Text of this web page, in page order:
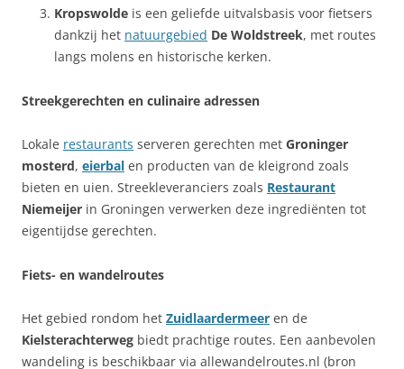
Kropswolde is een geliefde uitvalsbasis voor fietsers
dankzij het natuurgebied De Woldstreek, met routes
langs molens en historische kerken.
Streekgerechten en culinaire adressen
Lokale restaurants serveren gerechten met Groninger
mosterd, eierbal en producten van de kleigrond zoals
bieten en uien. Streekleveranciers zoals Restaurant
Niemeijer in Groningen verwerken deze ingrediënten tot
eigentijdse gerechten.
Fiets- en wandelroutes
Het gebied rondom het Zuidlaardermeer en de
Kielsterachterweg biedt prachtige routes. Een aanbevolen
wandeling is beschikbaar via allewandelroutes.nl (bron